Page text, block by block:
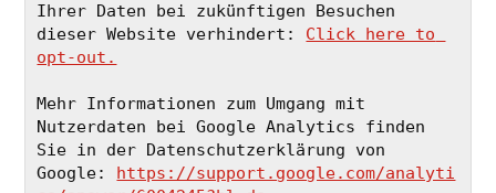
Ihrer Daten bei zukünftigen Besuchen
dieser Website verhindert: Click here to
opt-out.
Mehr Informationen zum Umgang mit
Nutzerdaten bei Google Analytics finden
Sie in der Datenschutzerklärung von
Google: https://support.google.com/analyti